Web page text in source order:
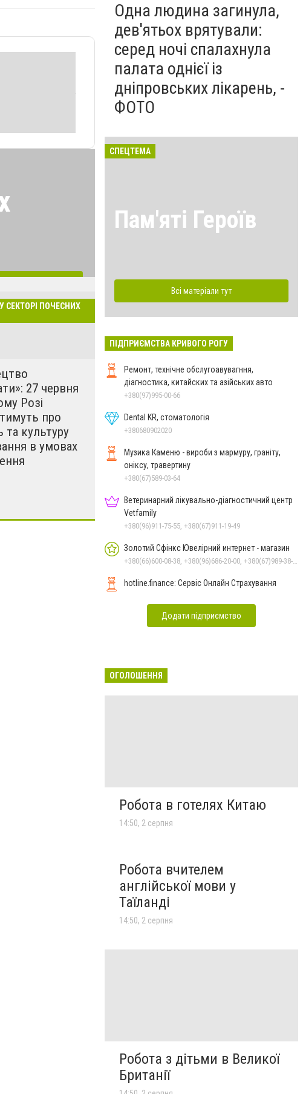
СЕКТОРІ ПОЧЕСНИХ
27 червня
Розі
про
та культуру
в умовах
Одна людина загинула,
дев'ятьох врятували:
серед ночі спалахнула
палата однієї із
дніпровських лікарень, -
ФОТО
СПЕЦТЕМА
Пам'яті Героїв
Всі матеріали тут
ПІДПРИЄМСТВА КРИВОГО РОГУ
Ремонт, технічне обслугоавувагння,
діагностика, китайских та азійських авто
+380(97)995-00-66
Dental KR, стоматологія
+380680902020
Музика Каменю - вироби з мармуру, граніту,
оніксу, травертину
+380(67)589-03-64
Ветеринарний лікувально-діагностичний центр
Vetfamily
+380(96)911-75-55, +380(67)911-19-49
Золотий Сфінкс Ювелірний интернет - магазин
hotline.finance: Сервіс Онлайн Страхування
Додати підприємство
ОГОЛОШЕННЯ
Робота в готелях Китаю
14:50, 2 серпня
Робота вчителем
англійської мови у
Таїланді
14:50, 2 серпня
Робота з дітьми в Великої
Британії